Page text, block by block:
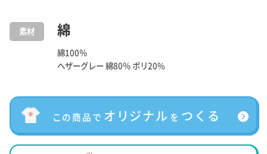
素材 綿
綿100％
ヘザーグレー 綿80％ ポリ20%
この商品で オリジナル を つくる